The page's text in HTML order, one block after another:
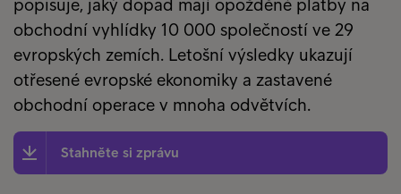
popisuje, jaký dopad mají opožděné platby na
obchodní vyhlídky 10 000 společností ve 29
evropských zemích. Letošní výsledky ukazují
otřesené evropské ekonomiky a zastavené
obchodní operace v mnoha odvětvích.
Stahněte si zprávu